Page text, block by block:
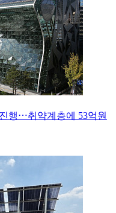
행⋯취약계층에 53억원